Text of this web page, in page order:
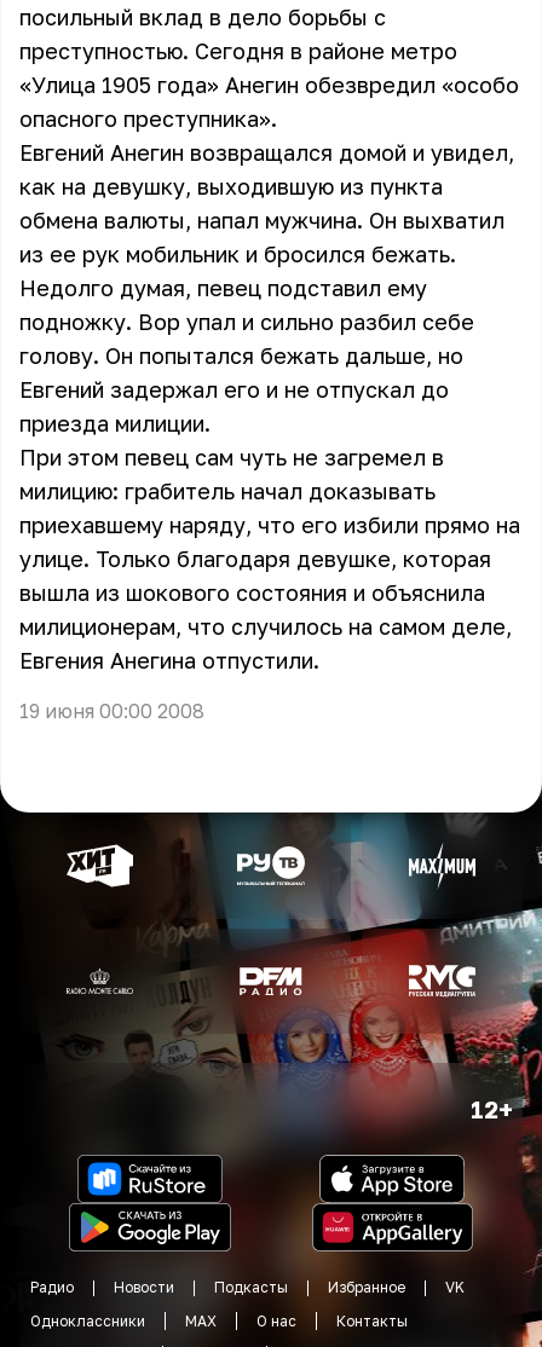
посильный вклад в дело борьбы с
преступностью. Сегодня в районе метро
«Улица 1905 года» Анегин обезвредил «особо
опасного преступника».
Евгений Анегин возвращался домой и увидел,
как на девушку, выходившую из пункта
обмена валюты, напал мужчина. Он выхватил
из ее рук мобильник и бросился бежать.
Недолго думая, певец подставил ему
подножку. Вор упал и сильно разбил себе
голову. Он попытался бежать дальше, но
Евгений задержал его и не отпускал до
приезда милиции.
При этом певец сам чуть не загремел в
милицию: грабитель начал доказывать
приехавшему наряду, что его избили прямо на
улице. Только благодаря девушке, которая
вышла из шокового состояния и объяснила
милиционерам, что случилось на самом деле,
Евгения Анегина отпустили.
19 июня 00:00 2008
12+
Радио Новости Подкасты Избранное
VK
Одноклассники
MAX О нас
Контакты